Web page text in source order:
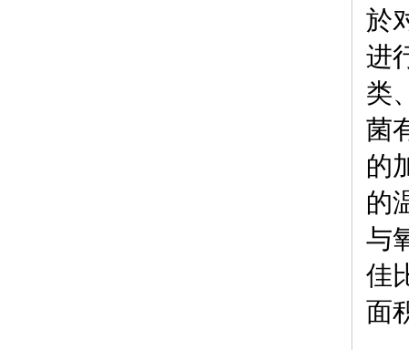
於
进
类
菌
的
的
与
佳
面